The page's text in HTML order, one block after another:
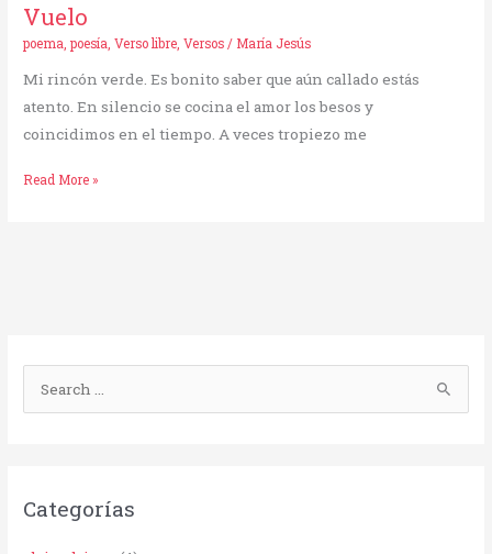
Vuelo
poema ,poesía ,Verso libre ,Versos / María Jesús
Mi rincón verde. Es bonito saber que aún callado estás
atento. En silencio se cocina el amor los besos y
coincidimos en el tiempo. A veces tropiezo me
Read More »
a
Categorías